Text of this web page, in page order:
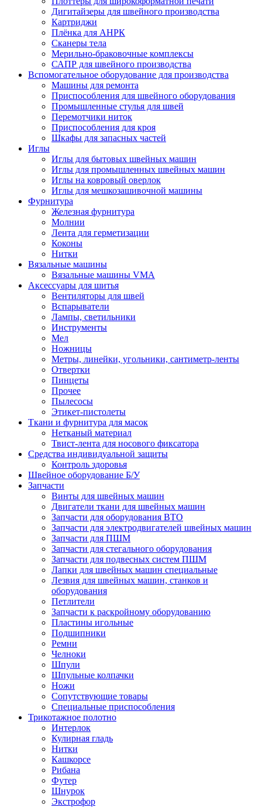
Дигитайзеры для швейного производства
Картриджи
Плёнка для АНРК
Сканеры тела
Мерильно-браковочные комплексы
САПР для швейного производства
Вспомогательное оборудование для производства
Машины для ремонта
Приспособления для швейного оборудования
Промышленные стулья для швей
Перемотчики ниток
Приспособления для кроя
Шкафы для запасных частей
Иглы
Иглы для бытовых швейных машин
Иглы для промышленных швейных машин
Иглы на ковровый оверлок
Иглы для мешкозашивочной машины
Фурнитура
Железная фурнитура
Молнии
Лента для герметизации
Коконы
Нитки
Вязальные машины
Вязальные машины VMA
Аксессуары для шитья
Вентиляторы для швей
Вспарыватели
Лампы, светильники
Инструменты
Мел
Ножницы
Метры, линейки, угольники, сантиметр-ленты
Отвертки
Пинцеты
Прочее
Пылесосы
Этикет-пистолеты
Ткани и фурнитура для масок
Нетканый материал
Твист-лента для носового фиксатора
Средства индивидуальной защиты
Контроль здоровья
Швейное оборудование Б/У
Запчасти
Винты для швейных машин
Двигатели ткани для швейных машин
Запчасти для оборудования ВТО
Запчасти для электродвигателей швейных машин
Запчасти для ПШМ
Запчасти для стегального оборудования
Запчасти для подвесных систем ПШМ
Лапки для швейных машин специальные
Лезвия для швейных машин, станков и
оборудования
Петлители
Запчасти к раскройному оборудованию
Пластины игольные
Подшипники
Ремни
Челноки
Шпули
Шпульные колпачки
Ножи
Сопутствующие товары
Специальные приспособления
Трикотажное полотно
Интерлок
Кулирная гладь
Нитки
Кашкорсе
Рибана
Футер
Шнурок
Экстрофор